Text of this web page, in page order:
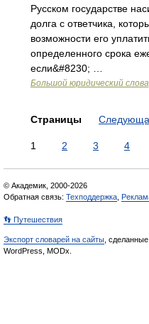
Русском государстве
долга с ответчика,
возможности его
определенного срока
если&#8230; …
Большой юридический
Страницы
1 2 3 4
© Академик, 2000-2026
Обратная связь: Техподдержка
👣 Путешествия
Экспорт словарей на сайты ,
WordPress, MODx.